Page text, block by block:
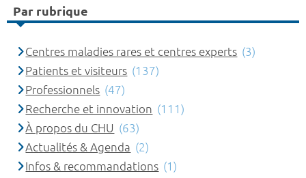
Par rubrique
Centres maladies rares et centres experts (3)
Patients et visiteurs (137)
Professionnels (47)
Recherche et innovation (111)
À propos du CHU (63)
Actualités & Agenda (2)
Infos & recommandations (1)